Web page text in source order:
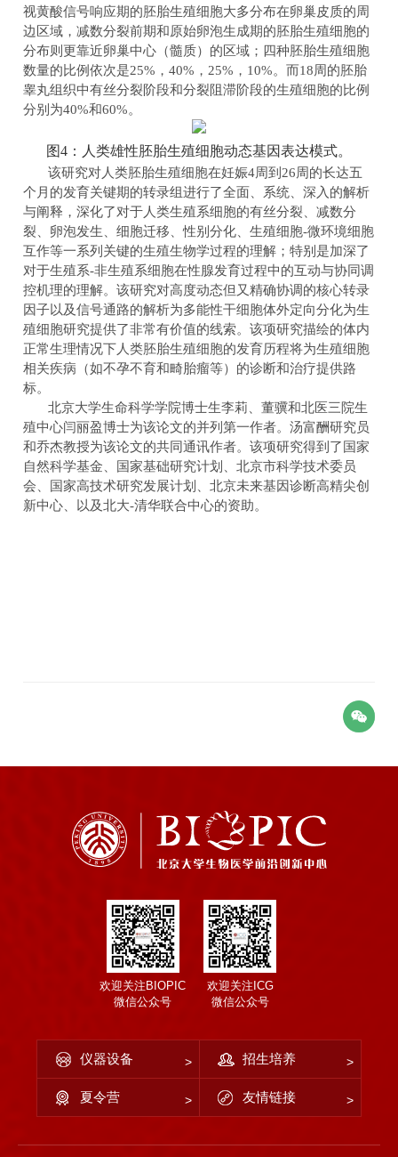
视黄酸信号响应期的胚胎生殖细胞大多分布在卵巢皮质的周
边区域，减数分裂前期和原始卵泡生成期的胚胎生殖细胞的
分布则更靠近卵巢中心（髓质）的区域；四种胚胎生殖细胞
数量的比例依次是25% ， 40% ， 25% ， 10%。而18周的胚胎
睾丸组织中有丝分裂阶段和分裂阻滞阶段的生殖细胞的比例
分别为40%和60%。
图4：人类雄性胚胎生殖细胞动态基因表达模式。
该研究对人类胚胎生殖细胞在妊娠4周到 26周的长达五
个月的发育关键期的转录组进行了全面、系统、深入的解析
与阐释，深化了对于人类生殖系细胞的有丝分裂、减数分
裂、卵泡发生、细胞迁移、性别分化、生殖细胞-微环境细胞
互作等一系列关键的生殖生物学过程的理解；特别是加深了
对于生殖系-非生殖系细胞在性腺发育过程中的互动与协同调
控机理的理解。该研究对高度动态但又精确协调的核心转录
因子以及信号通路的解析为多能性干细胞体外定向分化为生
殖细胞研究提供了非常有价值的线索。该项研究描绘的体内
正常生理情况下人类胚胎生殖细胞的发育历程将为生殖细胞
相关疾病（如不孕不育和畸胎瘤等）的诊断和治疗提供路
标。
北京大学生命科学学院博士生李莉、董骥和北医三院生
殖中心闫丽盈博士为该论文的并列第一作者。汤富酬研究员
和乔杰教授为该论文的共同通讯作者。该项研究得到了国家
自然科学基金、国家基础研究计划、北京市科学技术委员
会、国家高技术研究发展计划、北京未来基因诊断高精尖创
新中心、以及北大-清华联合中心的资助。
欢迎关注BIOPIC
微信公众号
欢迎关注ICG
微信公众号
仪器设备 招生培养
夏令营 友情链接